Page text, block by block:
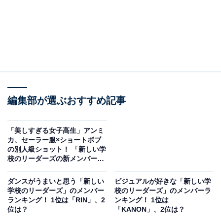
編集部が選ぶおすすめ記事
「美しすぎる女子高生」アンミ
カ、セーラー服×ショートボブ
の別人級ショット！ 「新しい学
校のリーダーズの新メンバーで
ダンスがうまいと思う「新しい
学校のリーダーズ」のメンバー
ランキング！ 1位は「RIN」、2
位は？
ビジュアルが好きな「新しい学
校のリーダーズ」のメンバーラ
ンキング！ 1位は
「KANON」、2位は？